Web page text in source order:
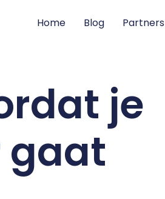
Home Blog Partners
je
gaat